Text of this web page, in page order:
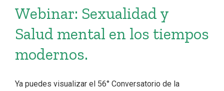
Webinar: Sexualidad y
Salud mental en los tiempos
modernos.
Ya puedes visualizar el 56° Conversatorio de la